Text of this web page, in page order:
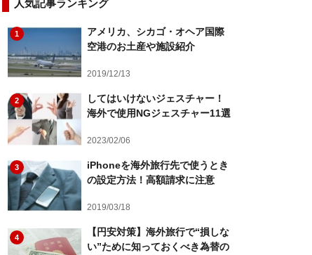
人気記事ランキング
1
アメリカ、シカゴ・オヘア国際
空港のお土産や施設紹介
2019/12/13
2
してはいけないジェスチャー！
海外で使用NGジェスチャー11選
2023/02/06
3
iPhoneを海外旅行先で使うとき
の設定方法！高額請求に注意
2019/03/18
4
【円安対策】海外旅行で“損しな
い”ために知っておくべき為替の